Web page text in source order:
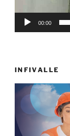
00:00
INFIVALLE